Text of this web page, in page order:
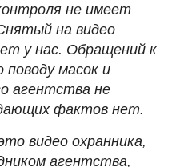
не имеет
на видео
у нас. Обращений к
масок и
агентства не
фактов нет.
видео охранника,
агентства,